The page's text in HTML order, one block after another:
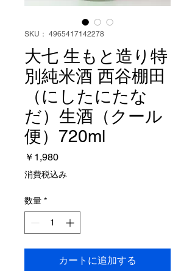
SKU： 4965417142278
大七 生もと造り特
別純米酒 西谷棚田
（にしたにたな
だ）生酒（クール
便）720ml
￥1,980価
格
消費税込み
数量 *
カートに追加する